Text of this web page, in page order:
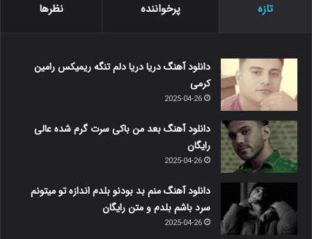
تازه پرخواننده نظرها
دانلود آهنگ دریا دریا دلم تنگه ریمیکس رامین
کرمی
2025-04-26
دانلود آهنگ بعد من باکی سرت گرم شده عالی
رایگان
2025-04-26
دانلود آهنگ منم بد بودنو بلدم اندازه تو میتونم
سرد باشم بلدم و متن رایگان
2025-04-26